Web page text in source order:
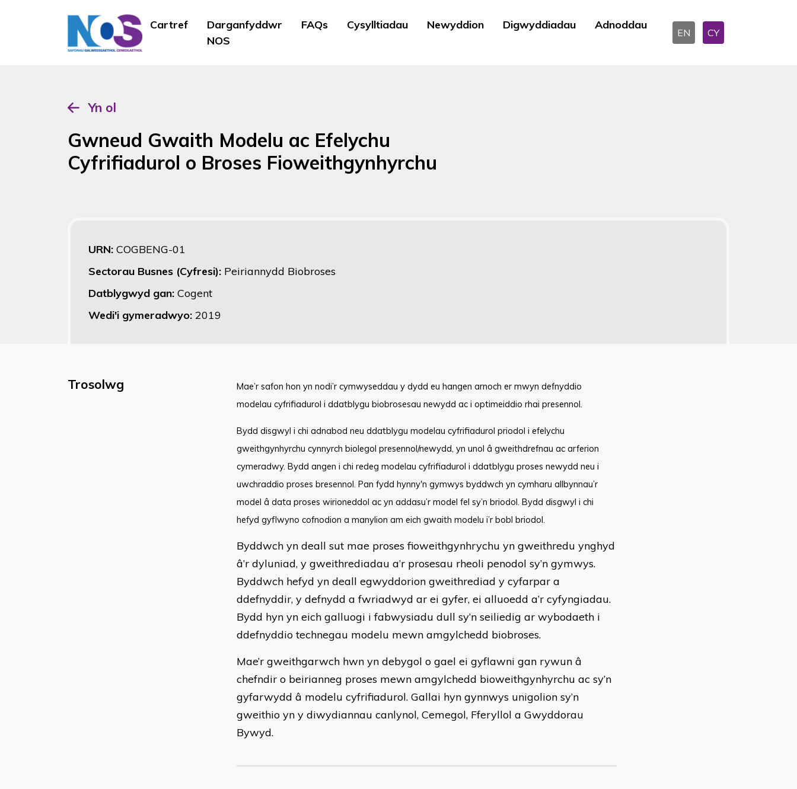
Cartref
Darganfyddwr
NOS
FAQs Cysylltiadau Newyddion Digwyddiadau Adnoddau
EN CY
Yn ol
Gwneud Gwaith Modelu ac Efelychu
Cyfrifiadurol o Broses Fioweithgynhyrchu
URN: COGBENG-01
Sectorau Busnes (Cyfresi): Peiriannydd Biobroses
Datblygwyd gan: Cogent
Wedi'i gymeradwyo: 2019
Trosolwg
​Mae’r safon hon yn nodi’r cymwyseddau y dydd eu hangen arnoch er mwyn defnyddio
modelau cyfrifiadurol i ddatblygu biobrosesau newydd ac i optimeiddio rhai presennol.
Bydd disgwyl i chi adnabod neu ddatblygu modelau cyfrifiadurol priodol i efelychu
gweithgynhyrchu cynnyrch biolegol presennol/newydd, yn unol â gweithdrefnau ac arferion
cymeradwy. Bydd angen i chi redeg modelau cyfrifiadurol i ddatblygu proses newydd neu i
uwchraddio proses bresennol. Pan fydd hynny'n gymwys byddwch yn cymharu allbynnau’r
model â data proses wirioneddol ac yn addasu’r model fel sy’n briodol. Bydd disgwyl i chi
hefyd gyflwyno cofnodion a manylion am eich gwaith modelu i’r bobl briodol.
Byddwch yn deall sut mae proses fioweithgynhrychu yn gweithredu ynghyd
â’r dyluniad, y gweithrediadau a’r prosesau rheoli penodol sy’n gymwys.
Byddwch hefyd yn deall egwyddorion gweithrediad y cyfarpar a
ddefnyddir, y defnydd a fwriadwyd ar ei gyfer, ei alluoedd a’r cyfyngiadau.
Bydd hyn yn eich galluogi i fabwysiadu dull sy’n seiliedig ar wybodaeth i
ddefnyddio technegau modelu mewn amgylchedd biobroses.
Mae’r gweithgarwch hwn yn debygol o gael ei gyflawni gan rywun â
chefndir o beirianneg proses mewn amgylchedd bioweithgynhyrchu ac sy’n
gyfarwydd â modelu cyfrifiadurol. Gallai hyn gynnwys unigolion sy’n
gweithio yn y diwydiannau canlynol, Cemegol, Fferyllol a Gwyddorau
Bywyd.